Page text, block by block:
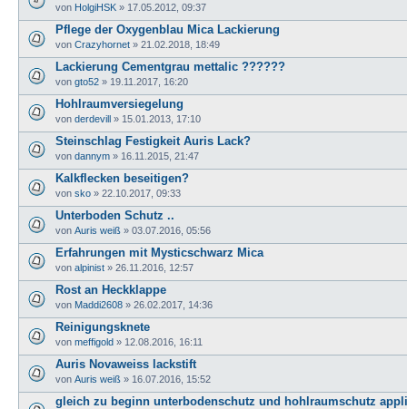
von HolgiHSK » 17.05.2012, 09:37
Pflege der Oxygenblau Mica Lackierung
von Crazyhornet » 21.02.2018, 18:49
Lackierung Cementgrau mettalic ??????
von gto52 » 19.11.2017, 16:20
Hohlraumversiegelung
von derdevill » 15.01.2013, 17:10
Steinschlag Festigkeit Auris Lack?
von dannym » 16.11.2015, 21:47
Kalkflecken beseitigen?
von sko » 22.10.2017, 09:33
Unterboden Schutz ..
von Auris weiß » 03.07.2016, 05:56
Erfahrungen mit Mysticschwarz Mica
von alpinist » 26.11.2016, 12:57
Rost an Heckklappe
von Maddi2608 » 26.02.2017, 14:36
Reinigungsknete
von meffigold » 12.08.2016, 16:11
Auris Novaweiss lackstift
von Auris weiß » 16.07.2016, 15:52
gleich zu beginn unterbodenschutz und hohlraumschutz